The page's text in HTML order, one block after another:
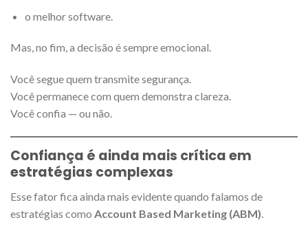
o melhor software.
Mas, no fim, a decisão é sempre emocional.
Você segue quem transmite segurança.
Você permanece com quem demonstra clareza.
Você confia — ou não.
Confiança é ainda mais crítica em
estratégias complexas
Esse fator fica ainda mais evidente quando falamos de
estratégias como Account Based Marketing (ABM)